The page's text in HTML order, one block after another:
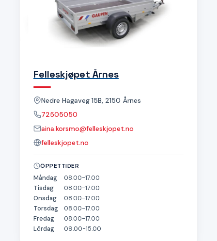
Felleskjøpet Årnes
Nedre Hagaveg 15B, 2150 Årnes
72505050
aina.korsmo@felleskjopet.no
felleskjopet.no
ÖPPETTIDER
Måndag
08.00-17.00
Tisdag
08.00-17.00
Onsdag
08.00-17.00
Torsdag
08.00-17.00
Fredag
08.00-17.00
Lördag
09.00-15.00